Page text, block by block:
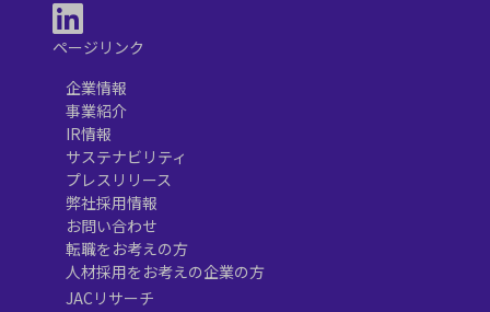
ページリンク
企業情報
事業紹介
IR情報
サステナビリティ
プレスリリース
弊社採用情報
お問い合わせ
転職をお考えの方
人材採用をお考えの企業の方
JACリサーチ